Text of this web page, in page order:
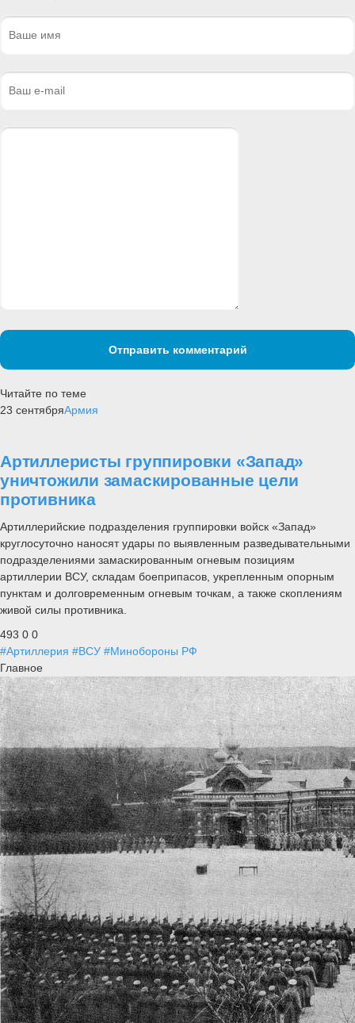
Отправить комментарий
Читайте по теме
23 сентябряАрмия
Артиллеристы группировки «Запад»
уничтожили замаскированные цели
противника
Артиллерийские подразделения группировки войск «Запад»
круглосуточно наносят удары по выявленным разведывательными
подразделениями замаскированным огневым позициям
артиллерии ВСУ, складам боеприпасов, укрепленным опорным
пунктам и долговременным огневым точкам, а также скоплениям
живой силы противника.
493 0 0
#Артиллерия #ВСУ #Минобороны РФ
Главное